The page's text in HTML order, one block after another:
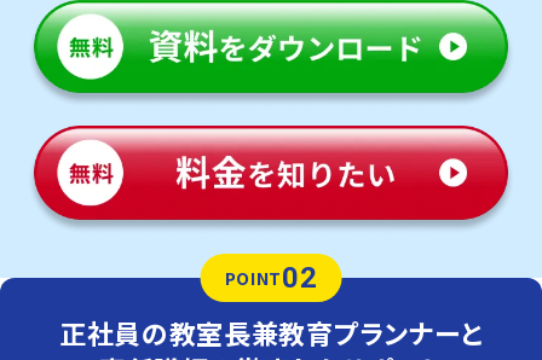
POINT02
正社員の教室長兼教育プランナーと